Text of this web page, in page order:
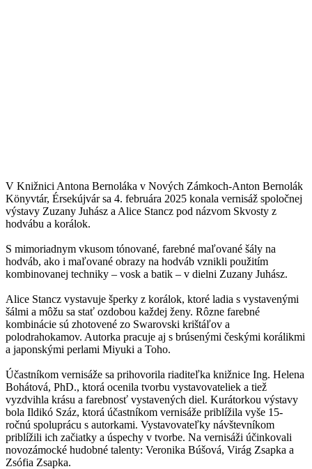
V Knižnici Antona Bernoláka v Nových Zámkoch-Anton Bernolák
Könyvtár, Érsekújvár sa 4. februára 2025 konala vernisáž spoločnej
výstavy Zuzany Juhász a Alice Stancz pod názvom Skvosty z
hodvábu a korálok.
S mimoriadnym vkusom tónované, farebné maľované šály na
hodváb, ako i maľované obrazy na hodváb vznikli použitím
kombinovanej techniky – vosk a batik – v dielni Zuzany Juhász.
Alice Stancz vystavuje šperky z korálok, ktoré ladia s vystavenými
šálmi a môžu sa stať ozdobou každej ženy. Rôzne farebné
kombinácie sú zhotovené zo Swarovski krištáľov a
polodrahokamov. Autorka pracuje aj s brúsenými českými korálikmi
a japonskými perlami Miyuki a Toho.
Účastníkom vernisáže sa prihovorila riaditeľka knižnice Ing. Helena
Bohátová, PhD., ktorá ocenila tvorbu vystavovateliek a tiež
vyzdvihla krásu a farebnosť vystavených diel. Kurátorkou výstavy
bola Ildikó Száz, ktorá účastníkom vernisáže priblížila vyše 15-
ročnú spoluprácu s autorkami. Vystavovateľky návštevníkom
priblížili ich začiatky a úspechy v tvorbe. Na vernisáži účinkovali
novozámocké hudobné talenty: Veronika Búšová, Virág Zsapka a
Zsófia Zsapka.